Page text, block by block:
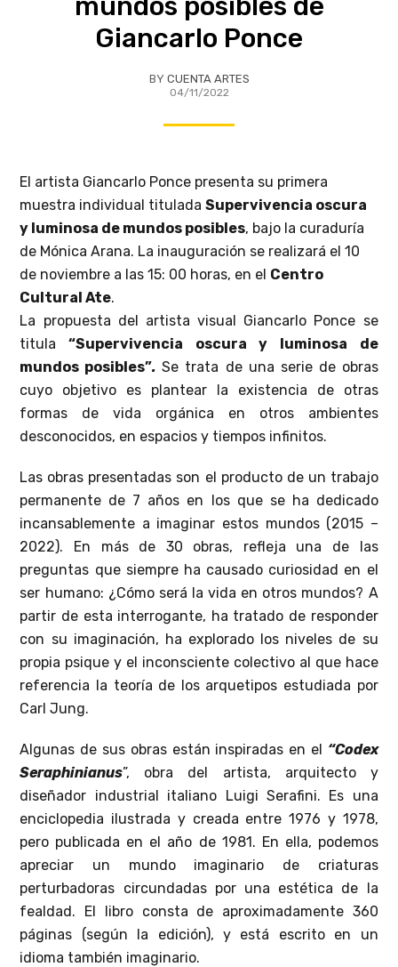
Giancarlo Ponce
BY CUENTA ARTES
04/11/2022
El artista Giancarlo Ponce presenta su primera
muestra individual tituladaSupervivencia oscura
y luminosa de mundos posibles, bajo la curaduría
de Mónica Arana. La inauguración se realizará el 10
de noviembre a las 15: 00 horas, en el Centro
Cultural Ate.
La propuesta del artista visual Giancarlo Ponce se
titula “Supervivencia oscura y luminosa de
mundos posibles”.Se trata de una serie de obras
cuyo objetivo es plantear la existencia de otras
formas de vida orgánica en otros ambientes
desconocidos, en espacios y tiempos infinitos.
Las obras presentadas son el producto de un trabajo
permanente de 7 años en los que se ha dedicado
incansablemente a imaginar estos mundos (2015 –
2022). En más de 30 obras, refleja una de las
preguntas que siempre ha causado curiosidad en el
ser humano: ¿Cómo será la vida en otros mundos? A
partir de esta interrogante, ha tratado de responder
con su imaginación, ha explorado los niveles de su
propia psique y el inconsciente colectivo al que hace
referencia la teoría de los arquetipos estudiada por
Carl Jung.
Algunas de sus obras están inspiradas en el “Codex
Seraphinianus”, obra del artista, arquitecto y
diseñador industrial italiano Luigi Serafini. Es una
enciclopedia ilustrada y creada entre 1976 y 1978,
pero publicada en el año de 1981. En ella, podemos
apreciar un mundo imaginario de criaturas
perturbadoras circundadas por una estética de la
fealdad. El libro consta de aproximadamente 360
páginas (según la edición), y está escrito en un
idioma también imaginario.